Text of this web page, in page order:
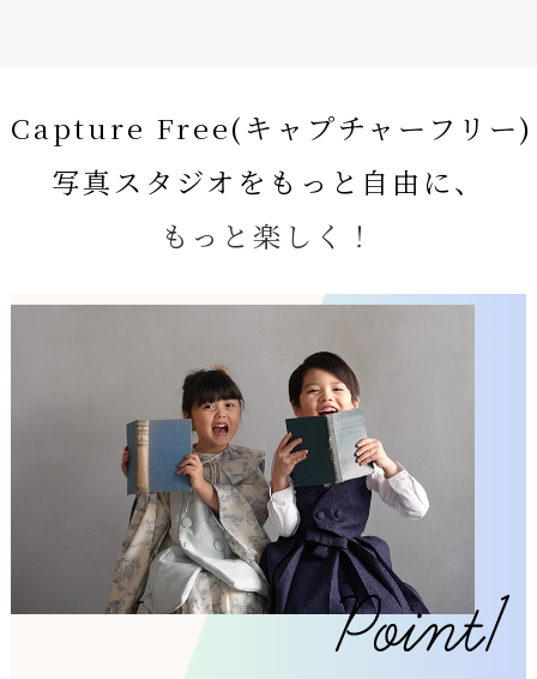
Capture Free(キャプチャーフリー)
写真スタジオをもっと自由に、
もっと楽しく！